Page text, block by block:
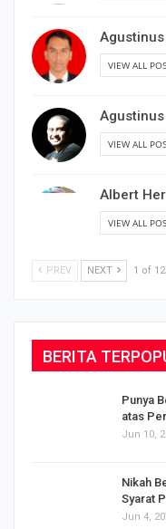
Agustinus
Albert
Punya
Nikah